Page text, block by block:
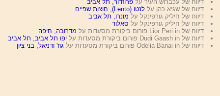
דיווח של עכברוש העיר עלפרוזדור, תל אביב
דיווח של שגיא כהן עללנטו (Lento), חוצות שפיים
דיווח של חיליק גורפינקל על מונרו, תל אביב
דיווח של חיליק גורפינקל על סאלוד
דיווח של Lior Peri in פורום ביקורת מסעדות על
מדרובה, חיפה
דיווח של Dudi Gaash in פורום ביקורת מסעדות על
יפו תל אביב, תל אביב
דיווח של Odelia Banai in פורום ביקורת מסעדות על
גוז' ודניאל, בני ציון